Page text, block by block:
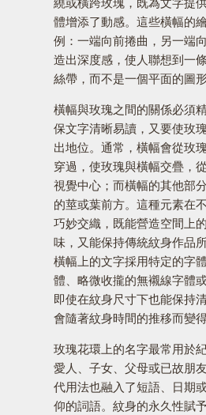
體增添了動感。這些橫幅的
例：一端向前捲曲，另一端
造出深度感，使人聯想到一
絲帶，而不是一個平面的圖形
橫幅與玫瑰之間的關係必須
保文字清晰易讀，又要使玫
出地位。通常，橫幅會從玫
穿過，使玫瑰與橫幅交疊，
視覺中心；而橫幅的其他部
的莖或葉前方。這種元素在
巧妙交織，既能營造空間上
味，又能保持傳統紋身作品
橫幅上的文字採用特定的字
體、略微收攏的無襯線字
即使在紋身尺寸下也能保持
會隨著紋身時間的推移而變得
玫瑰花環上的名字最常用
愛人、子女、父母或已故朋
代用法也融入了短語、日期
仰的詞語。紋身的永久性賦